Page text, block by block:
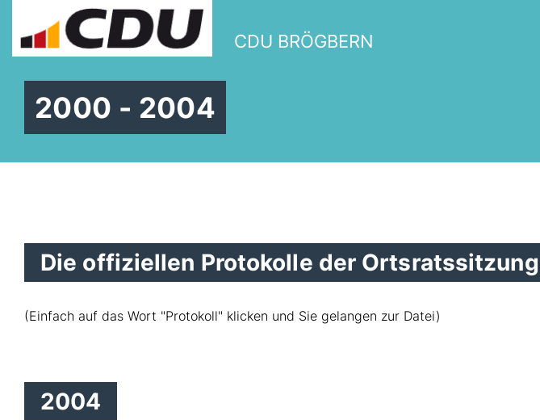
CDU BRÖGBERN
2000 - 2004
Die offiziellen Protokolle der
(Einfach auf das Wort "Protokoll" klicken und Sie gelangen zur Datei)
2004